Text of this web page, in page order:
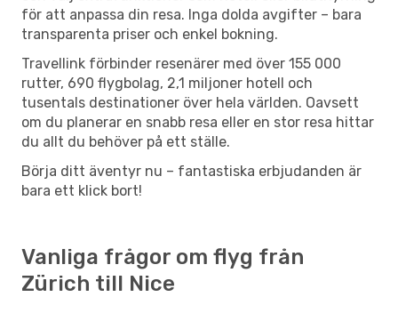
för att anpassa din resa. Inga dolda avgifter – bara
transparenta priser och enkel bokning.
Travellink förbinder resenärer med över 155 000
rutter, 690 flygbolag, 2,1 miljoner hotell och
tusentals destinationer över hela världen. Oavsett
om du planerar en snabb resa eller en stor resa hittar
du allt du behöver på ett ställe.
Börja ditt äventyr nu – fantastiska erbjudanden är
bara ett klick bort!
Vanliga frågor om flyg från
Zürich till Nice